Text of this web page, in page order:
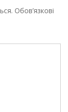
Обов’язкові